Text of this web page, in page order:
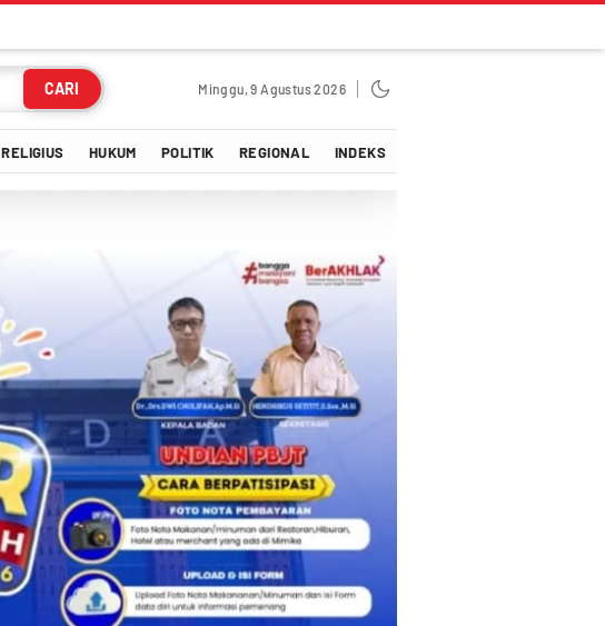
CARI Minggu, 9 Agustus 2026
RELIGIUS HUKUM POLITIK REGIONAL INDEKS